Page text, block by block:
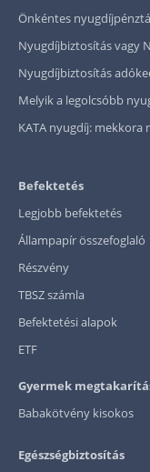
Önkéntes
Nyugdíjbiztosítás vagy
Nyugdíjbiztosítás
Melyik a legolcsóbb
KATA nyugdíj: mekkora
Befektetés
Legjobb befektetés
Állampapír összefoglaló
Részvény
TBSZ számla
Befektetési alapok
ETF
Gyermek
Babakötvény kisokos
Egészségbiztosítás